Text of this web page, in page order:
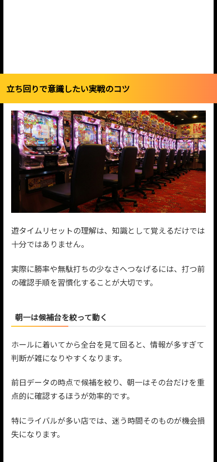
立ち回りで意識したい実戦のコツ
遊タイムリセットの理解は、知識として覚えるだけでは
十分ではありません。
実際に勝率や無駄打ちの少なさへつなげるには、打つ前
の確認手順を習慣化することが大切です。
朝一は候補台を絞って動く
ホールに着いてから全台を見て回ると、情報が多すぎて
判断が雑になりやすくなります。
前日データの時点で候補を絞り、朝一はその台だけを重
点的に確認するほうが効率的です。
特にライバルが多い店では、迷う時間そのものが機会損
失になります。